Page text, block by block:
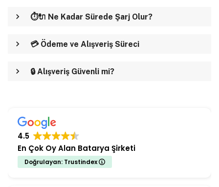
⏱️🔌 Ne Kadar Sürede Şarj Olur?
💳 Ödeme ve Alışveriş Süreci
🔒 Alışveriş Güvenli mi?